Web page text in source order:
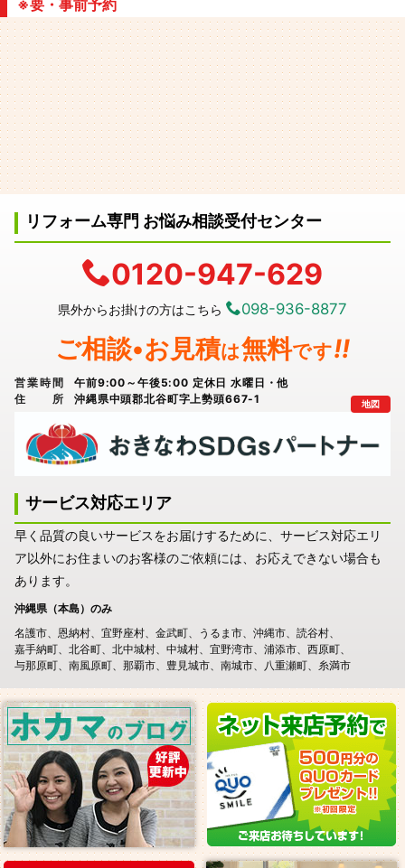
※要・事前予約
リフォーム専門 お悩み相談受付センター
0120-947-629
県外からお掛けの方はこちら 098-936-8877
ご相談•お見積は無料です!!
営業時間
午前9:00～午後5:00 定休日 水曜日・他
住所
沖縄県中頭郡北谷町字上勢頭667-1 地図
サービス対応エリア
早く品質の良いサービスをお届けするために、サービス対応エリ
ア以外にお住まいのお客様のご依頼には、お応えできない場合も
あります。
沖縄県（本島）のみ
名護市
恩納村 宜野座村 金武町 うるま市 沖縄市
読谷村
嘉手納町
北谷町 北中城村 中城村 宜野湾市 浦添市
西原町
与那原町
南風原町 那覇市 豊見城市 南城市 八重瀬町 糸満市